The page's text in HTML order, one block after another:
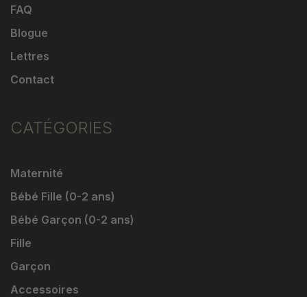
FAQ
Blogue
Lettres
Contact
CATÉGORIES
Maternité
Bébé Fille (0-2 ans)
Bébé Garçon (0-2 ans)
Fille
Garçon
Accessoires